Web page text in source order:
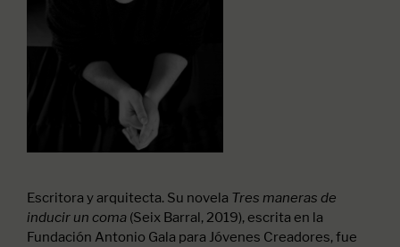
Escritora y arquitecta. Su novela Tres maneras de
inducir un coma (Seix Barral, 2019), escrita en la
Fundación Antonio Gala para Jóvenes Creadores, fue